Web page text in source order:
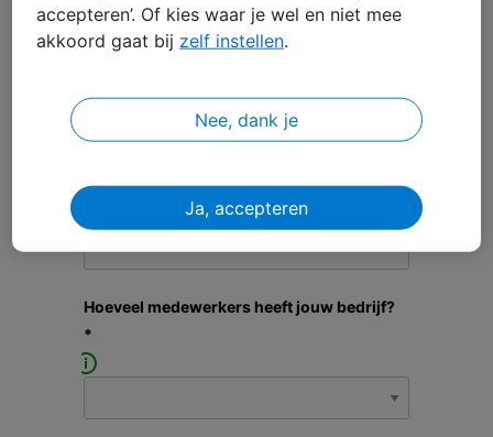
Achternaam *
Hoeveel medewerkers heeft jouw bedrijf?
*
accepteren’. Of kies waar je wel en niet mee
akkoord gaat bij zelf instellen.
Nee, dank je
Ja, accepteren